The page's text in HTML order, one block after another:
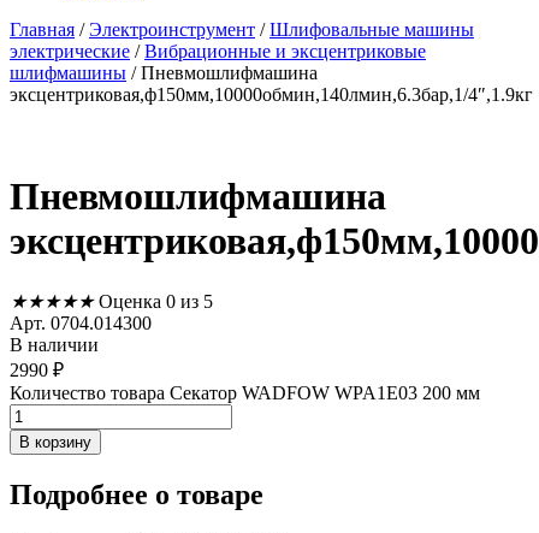
Главная /Электроинструмент /Шлифовальные машины
электрические /Вибрационные и эксцентриковые
шлифмашины / Пневмошлифмашина
эксцентриковая,ф150мм,10000обмин,140лмин,6.3бар,1/4″,1.9кг
Пневмошлифмашина
★★★★★ Оценка 0 из 5
Арт. 0704.014300
В наличии
2990 ₽
Количество товара Секатор WADFOW WPA1E03 200 мм
В корзину
Подробнее о товаре